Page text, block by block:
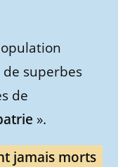
superbes
de
».
jamais morts